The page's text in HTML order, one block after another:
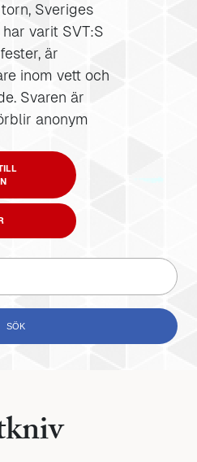
Sveriges
varit SVT:S
är
inom vett och
Svaren är
anonym